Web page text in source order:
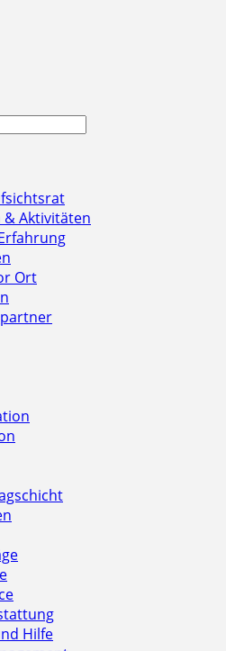
Aktivitäten
Ort
Hilfe